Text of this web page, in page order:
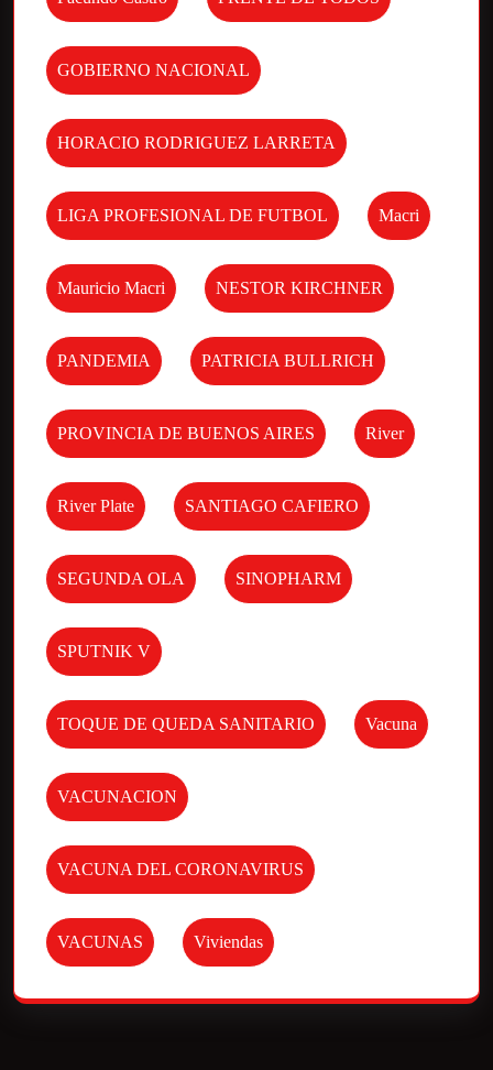
GOBIERNO NACIONAL
HORACIO RODRIGUEZ LARRETA
LIGA PROFESIONAL DE FUTBOL Macri
Mauricio Macri NESTOR KIRCHNER
PANDEMIA PATRICIA BULLRICH
PROVINCIA DE BUENOS AIRES River
River Plate SANTIAGO CAFIERO
SEGUNDA OLA SINOPHARM
SPUTNIK V
TOQUE DE QUEDA SANITARIO Vacuna
VACUNACION
VACUNA DEL CORONAVIRUS
VACUNAS Viviendas